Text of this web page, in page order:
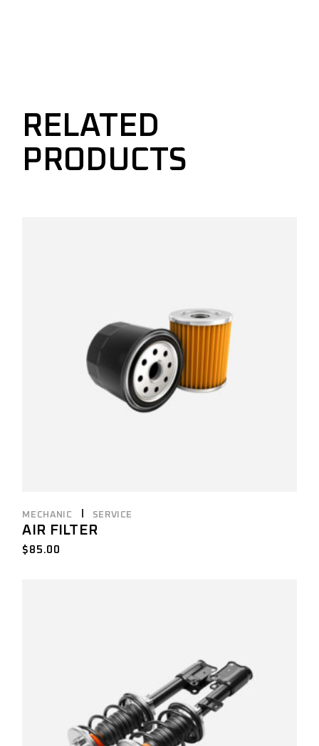
RELATED
PRODUCTS
MECHANIC SERVICE
AIR FILTER
$ 85.00